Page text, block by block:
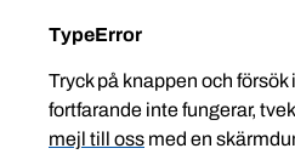
TypeError
Tryck på knappen och
fortfarande inte fungerar,
mejl till oss med en